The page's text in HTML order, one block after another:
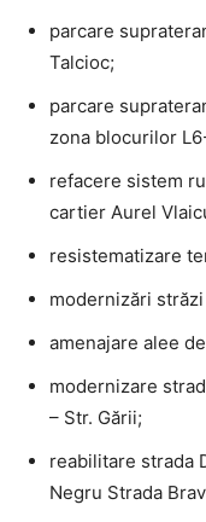
parcare
Talcioc;
parcare
zona blocurilor
refacere sistem
cartier Aurel
resistematizare
modernizări
amenajare alee
modernizare
– Str. Gării;
reabilitare strada
Negru Strada